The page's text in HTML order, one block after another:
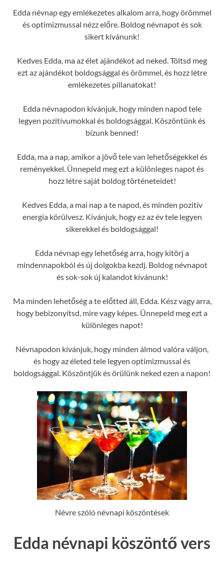
Edda névnap egy emlékezetes alkalom arra, hogy örömmel
és optimizmussal nézz előre. Boldog névnapot és sok
sikert kívánunk!
Kedves Edda, ma az élet ajándékot ad neked. Töltsd meg
ezt az ajándékot boldogsággal és örömmel, és hozz létre
emlékezetes pillanatokat!
Edda névnapodon kívánjuk, hogy minden napod tele
legyen pozitívumokkal és boldogsággal. Köszöntünk és
bízunk benned!
Edda, ma a nap, amikor a jövő tele van lehetőségekkel és
reményekkel. Ünnepeld meg ezt a különleges napot és
hozz létre saját boldog történeteidet!
Kedves Edda, a mai nap a te napod, és minden pozitív
energia körülvesz. Kívánjuk, hogy ez az év tele legyen
sikerekkel és boldogsággal!
Edda névnap egy lehetőség arra, hogy kitörj a
mindennapokból és új dolgokba kezdj. Boldog névnapot
és sok-sok új kalandot kívánunk!
Ma minden lehetőség a te előtted áll, Edda. Kész vagy arra,
hogy bebizonyítsd, mire vagy képes. Ünnepeld meg ezt a
különleges napot!
Névnapodon kívánjuk, hogy minden álmod valóra váljon,
és hogy az életed tele legyen optimizmussal és
boldogsággal. Köszöntjük és örülünk neked ezen a napon!
Névre szóló névnapi köszöntések
Edda névnapi köszöntő vers